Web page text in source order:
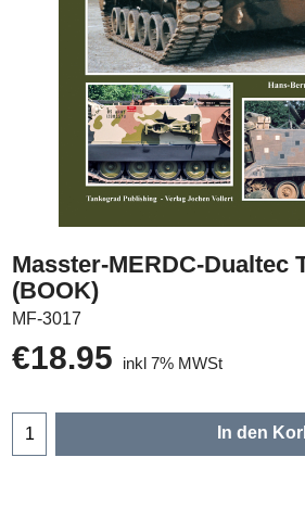
Masster-MERDC-Dualtec
(BOOK)
MF-3017
€18.95 inkl 7% MWSt
In den